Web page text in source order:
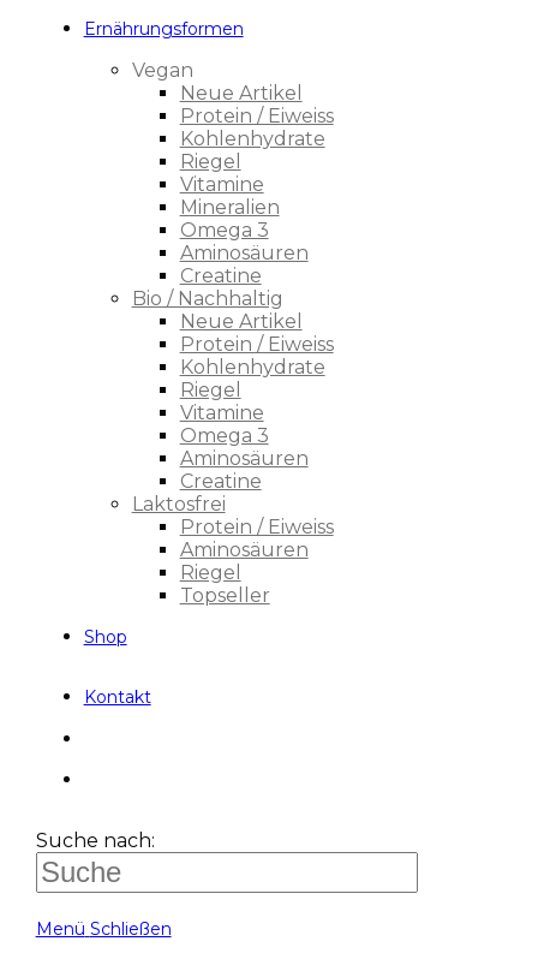
Ernährungsformen
Vegan
Neue Artikel
Protein / Eiweiss
Kohlenhydrate
Riegel
Vitamine
Mineralien
Omega 3
Aminosäuren
Creatine
Bio / Nachhaltig
Neue Artikel
Protein / Eiweiss
Kohlenhydrate
Riegel
Vitamine
Omega 3
Aminosäuren
Creatine
Laktosfrei
Protein / Eiweiss
Aminosäuren
Riegel
Topseller
Shop
Kontakt
Suche nach:
Menü Schließen